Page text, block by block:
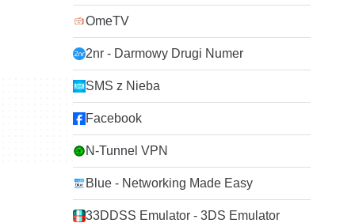
OmeTV
2nr - Darmowy Drugi Numer
SMS z Nieba
Facebook
N-Tunnel VPN
Blue - Networking Made Easy
33DDSS Emulator - 3DS Emulator